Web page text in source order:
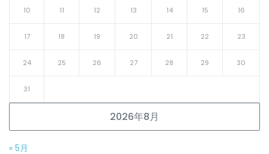
2026年8月
10 11 12 13 14 15 16
17 18 19 20 21 22 23
24 25 26 27 28 29 30
31
« 5月